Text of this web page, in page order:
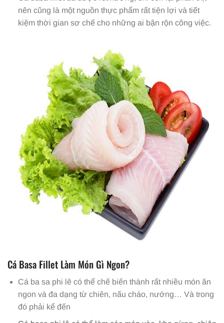
nên cũng là một nguồn thực phẩm rất tiện lợi và tiết
kiệm thời gian sơ chế cho những ai bận rộn công việc.
Cá Basa Fillet Làm Món Gì Ngon?
Cá ba sa phi lê có thể chế biến thành rất nhiều món ăn
ngon và đa dạng từ chiên, nấu cháo, nướng… Và trong
đó phải kể đến